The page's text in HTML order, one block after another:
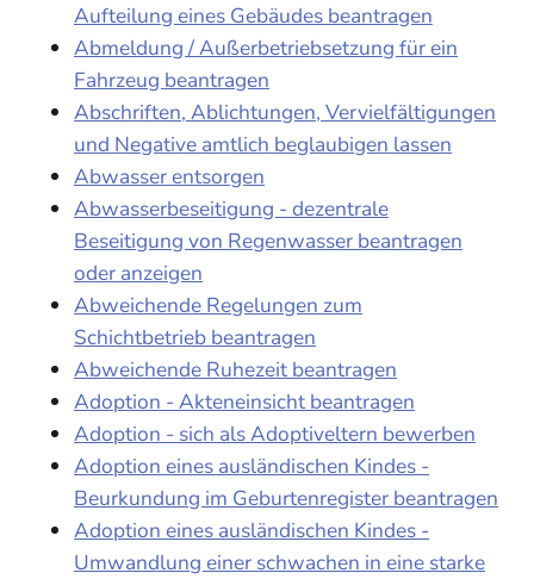
Aufteilung eines Gebäudes beantragen
Abmeldung / Außerbetriebsetzung für ein
Fahrzeug beantragen
Abschriften, Ablichtungen, Vervielfältigungen
und Negative amtlich beglaubigen lassen
Abwasser entsorgen
Abwasserbeseitigung - dezentrale
Beseitigung von Regenwasser beantragen
oder anzeigen
Abweichende Regelungen zum
Schichtbetrieb beantragen
Abweichende Ruhezeit beantragen
Adoption - Akteneinsicht beantragen
Adoption - sich als Adoptiveltern bewerben
Adoption eines ausländischen Kindes -
Beurkundung im Geburtenregister beantragen
Adoption eines ausländischen Kindes -
Umwandlung einer schwachen in eine starke